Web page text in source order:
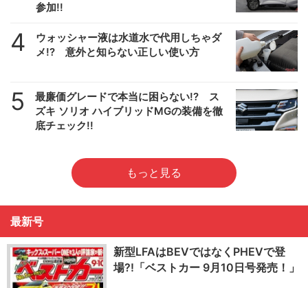
参加!!
4
ウォッシャー液は水道水で代用しちゃダ
メ!? 意外と知らない正しい使い方
5
最廉価グレードで本当に困らない!? ス
ズキ ソリオ ハイブリッドMGの装備を徹
底チェック!!
もっと見る
最新号
新型LFAはBEVではなくPHEVで登
場?!「ベストカー 9月10日号発売！」